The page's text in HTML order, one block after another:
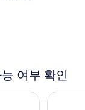
여부 확인
인, 8월 7일 ~ 8월
내일 예